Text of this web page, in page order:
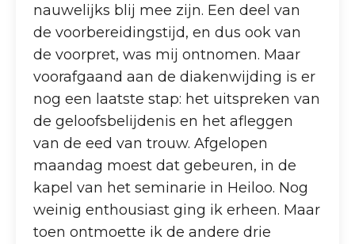
nauwelijks blij mee zijn. Een deel van
de voorbereidingstijd, en dus ook van
de voorpret, was mij ontnomen. Maar
voorafgaand aan de diakenwijding is er
nog een laatste stap: het uitspreken van
de geloofsbelijdenis en het afleggen
van de eed van trouw. Afgelopen
maandag moest dat gebeuren, in de
kapel van het seminarie in Heiloo. Nog
weinig enthousiast ging ik erheen. Maar
toen ontmoette ik de andere drie